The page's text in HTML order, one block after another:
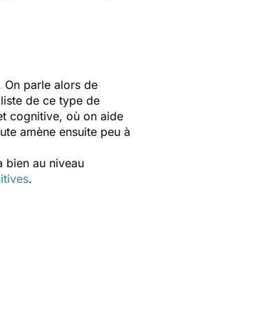
On parle alors de
de ce type de
cognitive, où on aide
amène ensuite peu à
bien au niveau
.